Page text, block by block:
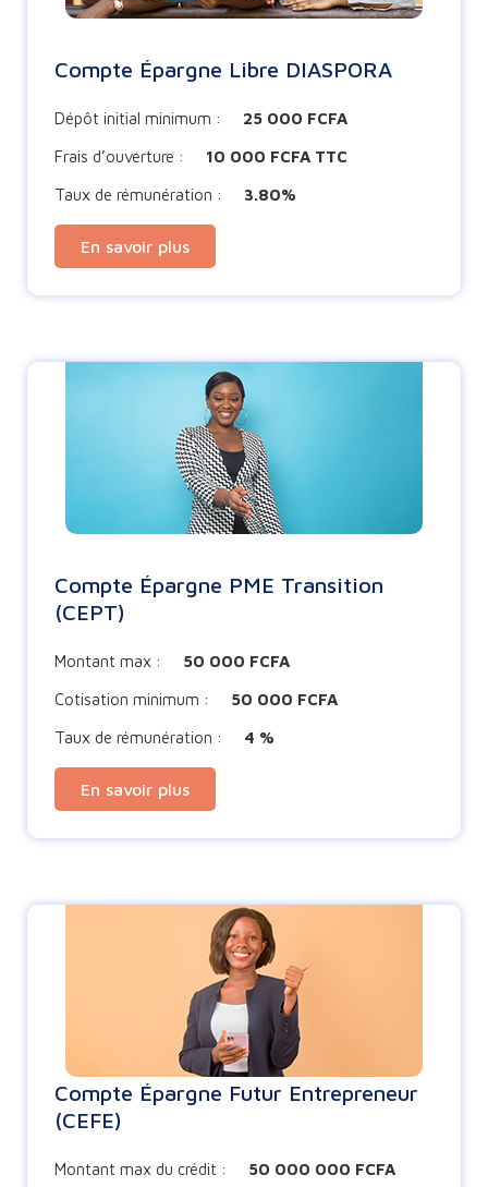
Compte Épargne Libre DIASPORA
Dépôt initial minimum : 25 000 FCFA
Frais d’ouverture : 10 000 FCFA TTC
Taux de rémunération : 3.80%
En savoir plus
Compte Épargne PME Transition
(CEPT)
Montant max : 50 000 FCFA
Cotisation minimum : 50 000 FCFA
Taux de rémunération : 4 %
En savoir plus
Compte Épargne Futur Entrepreneur
(CEFE)
Montant max du crédit : 50 000 000 FCFA